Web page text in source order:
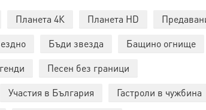
Планета 4К Планета HD
Бъди звезда
Бащино огнище
Песен без граници
Участия в България
Гастроли в чужбина